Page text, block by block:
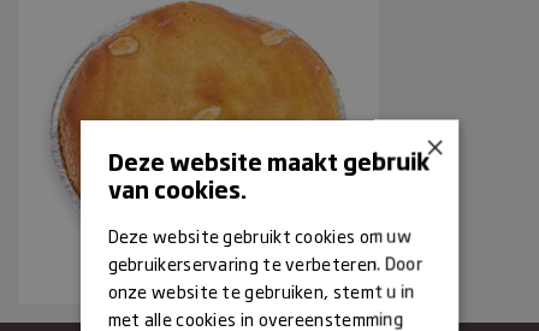
×
Deze website maakt gebruik
van cookies.
Deze website gebruikt cookies om uw
gebruikerservaring te verbeteren. Door
onze website te gebruiken, stemt u in
met alle cookies in overeenstemming